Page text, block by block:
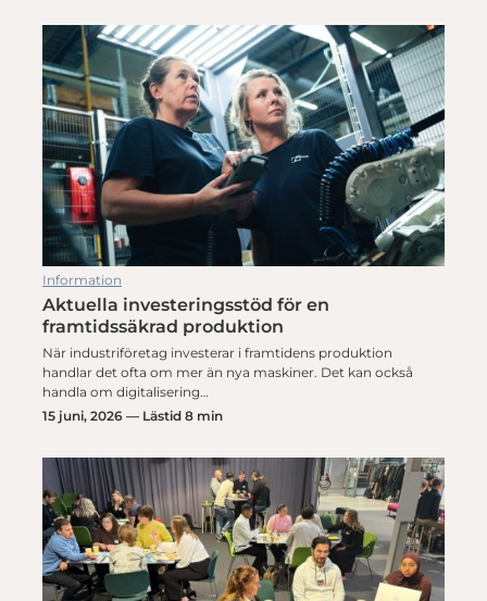
Information
Aktuella investeringsstöd för en
framtidssäkrad produktion
När industriföretag investerar i framtidens produktion
handlar det ofta om mer än nya maskiner. Det kan också
handla om digitalisering…
15 juni, 2026 — Lästid 8 min